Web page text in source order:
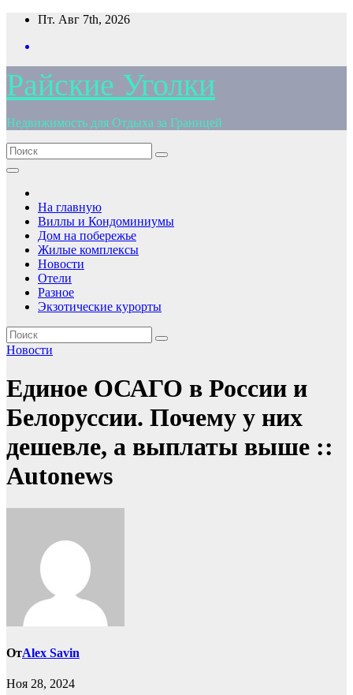
Перейти
содержимому
Пт. Авг 7th, 2026
Райские Уголки
Недвижимость для Отдыха за Границей
На главную
Виллы и Кондоминиумы
Дом на побережье
Жилые комплексы
Новости
Отели
Разное
Экзотические курорты
Новости
Единое ОСАГО в России и
Белоруссии. Почему у них
дешевле, а выплаты выше ::
Autonews
ОтAlex Savin
Ноя 28, 2024